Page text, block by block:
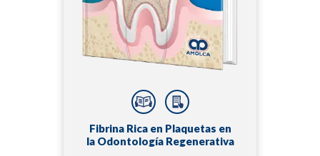
Fibrina Rica en Plaquetas en
la Odontología Regenerativa